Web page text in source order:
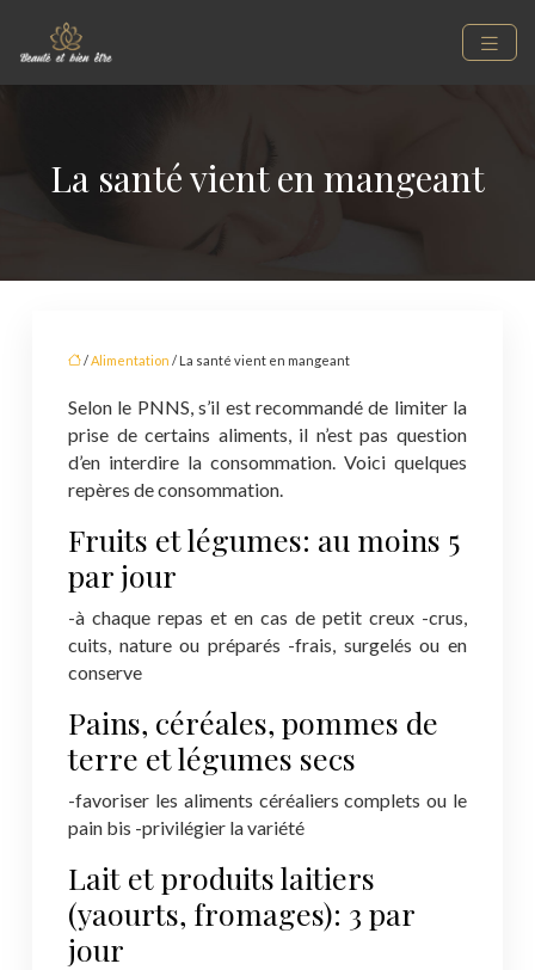
La santé vient en mangeant
/Alimentation / La santé vient en mangeant
Selon le PNNS, s’il est recommandé de limiter la
prise de certains aliments, il n’est pas question
d’en interdire la consommation. Voici quelques
repères de consommation.
Fruits et légumes: au moins 5
par jour
-à chaque repas et en cas de petit creux -crus,
cuits, nature ou préparés -frais, surgelés ou en
conserve
Pains, céréales, pommes de
terre et légumes secs
-favoriser les aliments céréaliers complets ou le
pain bis -privilégier la variété
Lait et produits laitiers
(yaourts, fromages): 3 par
jour